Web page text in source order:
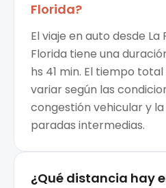
Florida?
El viaje en auto desde
Florida tiene una
hs 41 min. El tiempo
variar según las
congestión vehicular y
paradas intermedias.
¿Qué distancia hay